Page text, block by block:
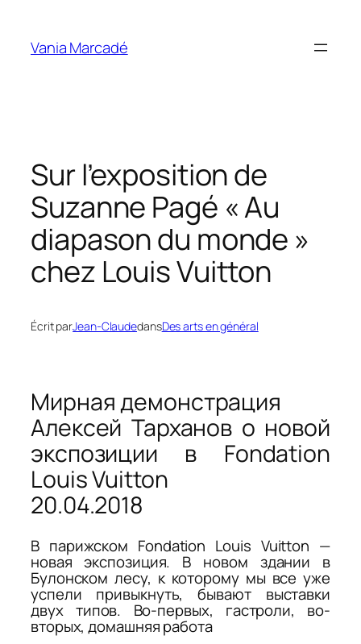
contenu
Vania Marcadé
Sur l’exposition de
Suzanne Pagé « Au
diapason du monde »
chez Louis Vuitton
Écrit parJean-ClaudedansDes arts en général
Мирная демонстрация
Алексей Тарханов о новой
экспозиции в Fondation
Louis Vuitton
20.04.2018
В парижском Fondation Louis Vuitton —
новая экспозиция. В новом здании в
Булонском лесу, к которому мы все уже
успели привыкнуть, бывают выставки
двух типов. Во-первых, гастроли, во-
вторых, домашняя работа